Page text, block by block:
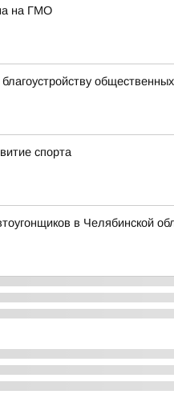
на ГМО
спорта
в Челябинской